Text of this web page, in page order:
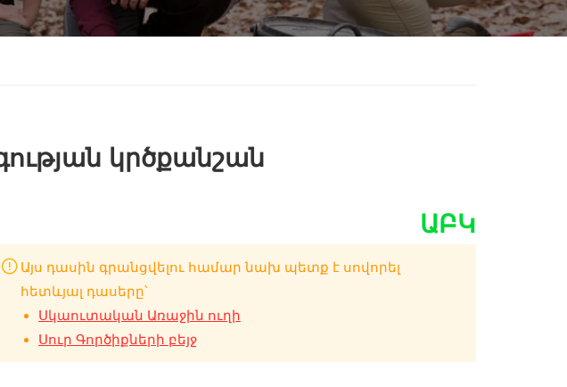
կրծքանշան
ԱԲԿ
Այս դասին գրանցվելու համար նախ պետք է սովորել
հետևյալ դասերը՝
Սկաուտական Առաջին ուղի
Սուր Գործիքների բեյջ